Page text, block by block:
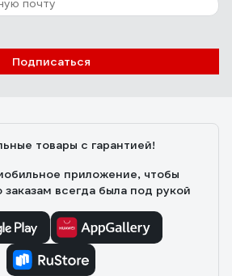
Подписаться
товары с гарантией!
приложение, чтобы
всегда была под рукой